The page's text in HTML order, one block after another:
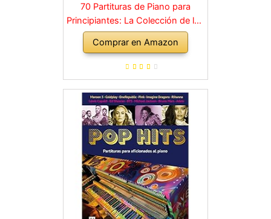
70 Partituras de Piano para
Principiantes: La Colección de los
Grandes Clásicos de la Música
dividida en 3 Niveles de dificultad
diferentes
Comprar en Amazon